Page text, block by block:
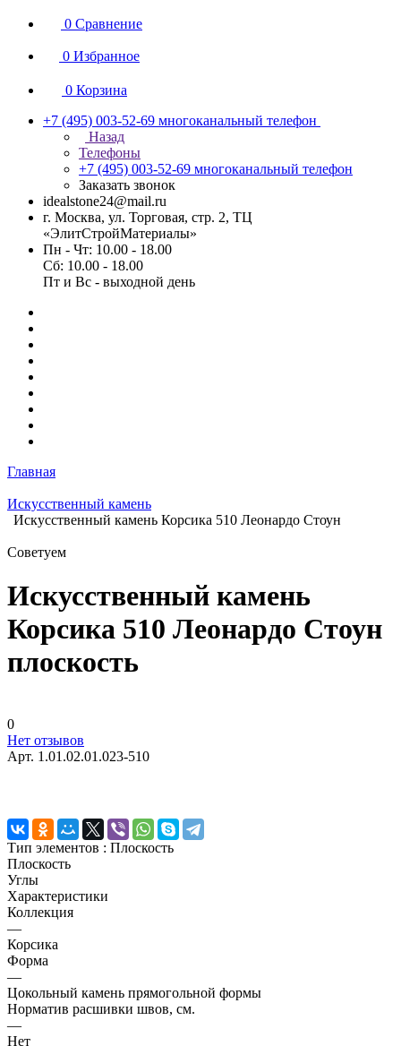
0 Сравнение
0 Избранное
0 Корзина
+7 (495) 003-52-69 многоканальный телефон
Назад
Телефоны
+7 (495) 003-52-69 многоканальный телефон
Заказать звонок
idealstone24@mail.ru
г. Москва, ул. Торговая, стр. 2, ТЦ
«ЭлитСтройМатериалы»
Пн - Чт: 10.00 - 18.00
Сб: 10.00 - 18.00
Пт и Вс - выходной день
Главная
Искусственный камень
Искусственный камень Корсика 510 Леонардо Стоун
Советуем
Искусственный камень
Корсика 510 Леонардо Стоун
плоскость
0
Нет отзывов
Арт. 1.01.02.01.023-510
Тип элементов : Плоскость
Плоскость
Углы
Характеристики
Коллекция
—
Корсика
Форма
—
Цокольный камень прямогольной формы
Норматив расшивки швов, см.
—
Нет